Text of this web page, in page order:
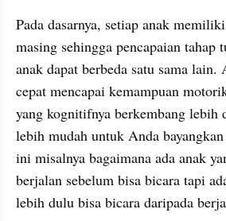
Pada dasarnya, setiap anak
masing sehingga pencapaian tahap
anak dapat berbeda satu sama lain.
cepat mencapai kemampuan
yang kognitifnya berkembang lebih
lebih mudah untuk Anda
ini misalnya bagaimana ada anak
berjalan sebelum bisa bicara tapi
lebih dulu bisa bicara daripada